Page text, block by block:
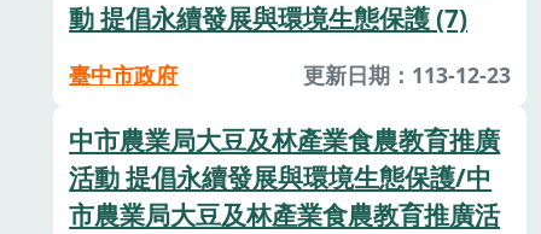
動 提倡永續發展與環境生態保護 (7)
臺中市政府 更新日期：113-12-23
中市農業局大豆及林產業食農教育推廣
活動 提倡永續發展與環境生態保護/中
市農業局大豆及林產業食農教育推廣活